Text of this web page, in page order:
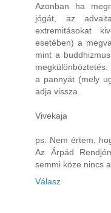
Azonban ha
jógát, az
extremitásokat
esetében) a
mint a
a pannyát (mely
adja vissza.
Vivekaja
ps: Nem értem,
Az Árpád
semmi köze nincs
Válasz